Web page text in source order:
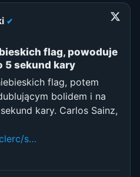
✔
flag, powoduje
5 sekund kary
flag, potem
bolidem i na
kary. Carlos Sainz,
s…